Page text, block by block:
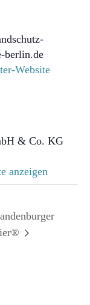
& Co. KG
anzeigen
berlin.de
Website